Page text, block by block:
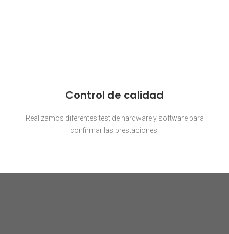
Control de calidad
Realizamos diferentes test de hardware y software para
confirmar las prestaciones.